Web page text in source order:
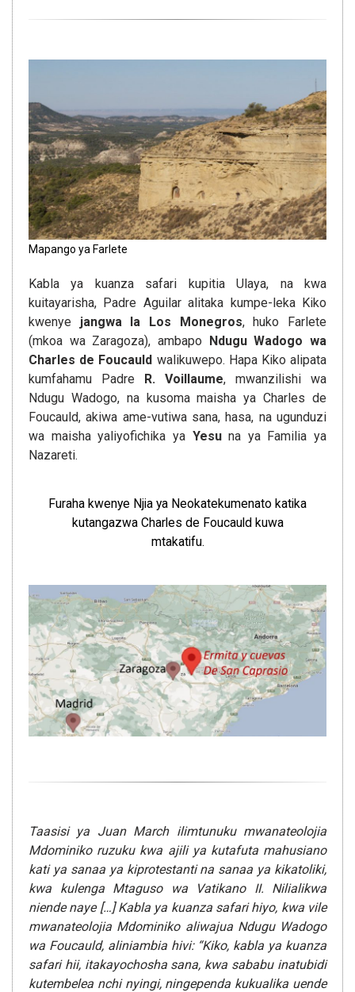
Mapango ya Farlete
Kabla ya kuanza safari kupitia Ulaya, na kwa
kuitayarisha, Padre Aguilar alitaka kumpe-leka Kiko
kwenye jangwa la Los Monegros, huko Farlete
(mkoa wa Zaragoza), ambapo Ndugu Wadogo wa
Charles de Foucauld walikuwepo. Hapa Kiko alipata
kumfahamu Padre R. Voillaume, mwanzilishi wa
Ndugu Wadogo, na kusoma maisha ya Charles de
Foucauld, akiwa ame-vutiwa sana, hasa, na ugunduzi
wa maisha yaliyofichika ya Yesuna ya Familia ya
Nazareti.
Furaha kwenye Njia ya Neokatekumenato katika
kutangazwa Charles de Foucauld kuwa
mtakatifu.
Taasisi ya Juan March ilimtunuku mwanateolojia
Mdominiko ruzuku kwa ajili ya kutafuta mahusiano
kati ya sanaa ya kiprotestanti na sanaa ya kikatoliki,
kwa kulenga Mtaguso wa Vatikano II. Nilialikwa
niende naye […] Kabla ya kuanza safari hiyo, kwa vile
mwanateolojia Mdominiko aliwajua Ndugu Wadogo
wa Foucauld, aliniambia hivi: “Kiko, kabla ya kuanza
safari hii, itakayochosha sana, kwa sababu inatubidi
kutembelea nchi nyingi, ningependa kukualika uende